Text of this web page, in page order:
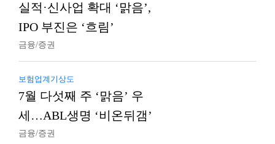
실적·신사업 확대 ‘맑음’,
IPO 부진은 ‘흐림’
금융/증권
보험업계기상도
7월 다섯째 주 ‘맑음’ 우
세…ABL생명 ‘비온뒤갬’
금융/증권